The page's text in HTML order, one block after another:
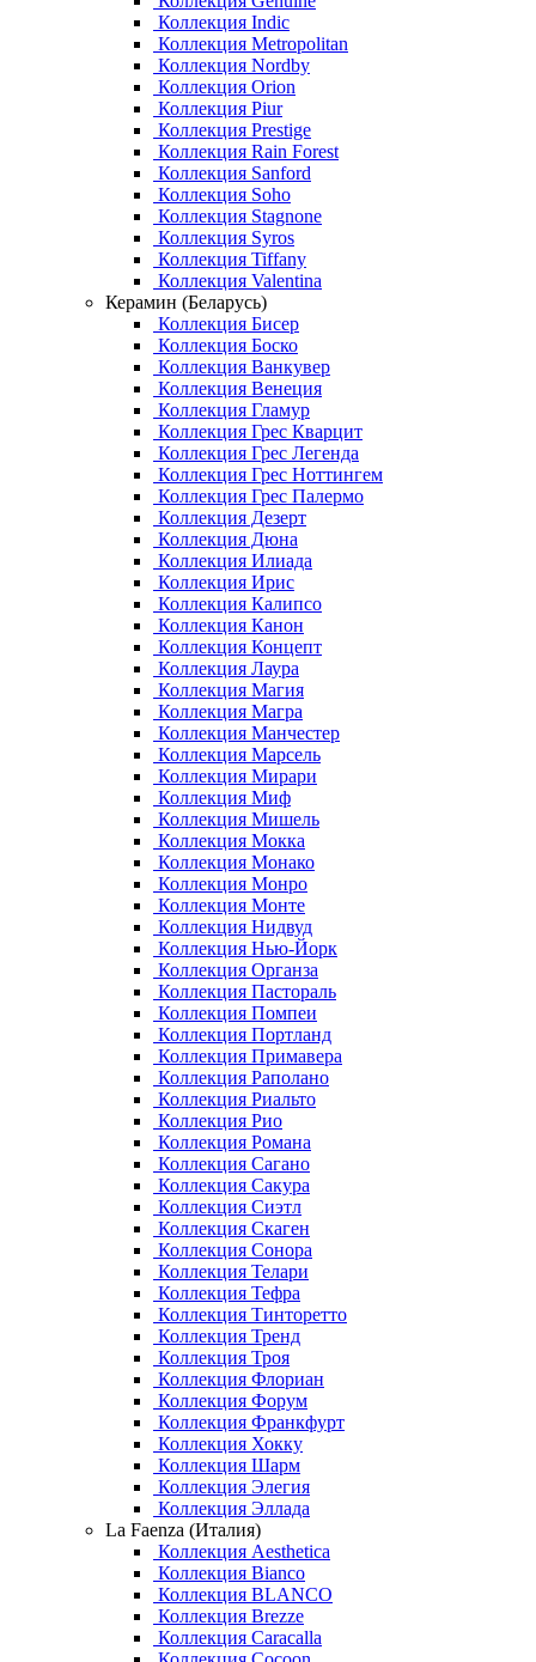
Коллекция Indic
Коллекция Metropolitan
Коллекция Nordby
Коллекция Orion
Коллекция Piur
Коллекция Prestige
Коллекция Rain Forest
Коллекция Sanford
Коллекция Soho
Коллекция Stagnone
Коллекция Syros
Коллекция Tiffany
Коллекция Valentina
Керамин (Беларусь)
Коллекция Бисер
Коллекция Боско
Коллекция Ванкувер
Коллекция Венеция
Коллекция Гламур
Коллекция Грес Кварцит
Коллекция Грес Легенда
Коллекция Грес Ноттингем
Коллекция Грес Палермо
Коллекция Дезерт
Коллекция Дюна
Коллекция Илиада
Коллекция Ирис
Коллекция Калипсо
Коллекция Канон
Коллекция Концепт
Коллекция Лаура
Коллекция Магия
Коллекция Магра
Коллекция Манчестер
Коллекция Марсель
Коллекция Мирари
Коллекция Миф
Коллекция Мишель
Коллекция Мокка
Коллекция Монако
Коллекция Монро
Коллекция Монте
Коллекция Нидвуд
Коллекция Нью-Йорк
Коллекция Органза
Коллекция Пастораль
Коллекция Помпеи
Коллекция Портланд
Коллекция Примавера
Коллекция Раполано
Коллекция Риальто
Коллекция Рио
Коллекция Романа
Коллекция Сагано
Коллекция Сакура
Коллекция Сиэтл
Коллекция Скаген
Коллекция Сонора
Коллекция Телари
Коллекция Тефра
Коллекция Тинторетто
Коллекция Тренд
Коллекция Троя
Коллекция Флориан
Коллекция Форум
Коллекция Франкфурт
Коллекция Хокку
Коллекция Шарм
Коллекция Элегия
Коллекция Эллада
La Faenza (Италия)
Коллекция Aesthetica
Коллекция Bianco
Коллекция BLANCO
Коллекция Brezze
Коллекция Caracalla